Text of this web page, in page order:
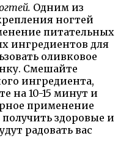
Одним из
ногтей
питательных
ингредиентов для
оливковое
Смешайте
ингредиента,
на 10-15 минут и
применение
здоровые и
радовать вас